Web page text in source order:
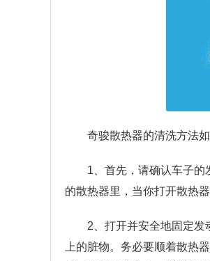
奇骏散热器的清洗方法如
1、首先，请确认车子
的散热器里，当你打开散热
2、打开并安全地固定
上的脏物。务必要顺着散热